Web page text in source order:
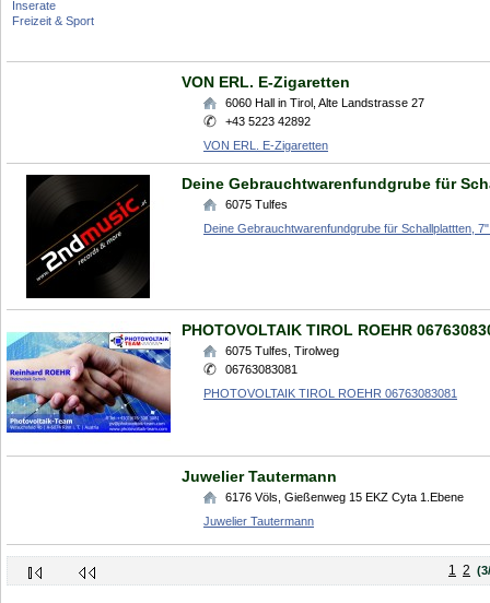
Inserate
Freizeit & Sport
VON ERL. E-Zigaretten
6060 Hall in Tirol Alte Landstrasse 27
+43 5223 42892
VON ERL. E-Zigaretten
Deine Gebrauchtwarenfundgrube für
6075 Tulfes
Deine Gebrauchtwarenfundgrube für Schallplattten,
PHOTOVOLTAIK TIROL ROEHR
6075 Tulfes Tirolweg
06763083081
PHOTOVOLTAIK TIROL ROEHR 06763083081
Juwelier Tautermann
6176 Völs Gießenweg 15 EKZ Cyta 1.Ebene
Juwelier Tautermann
1 2